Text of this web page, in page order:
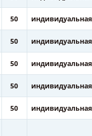
50 индивидуальная
50 индивидуальная
50 индивидуальная
50 индивидуальная
50 индивидуальная